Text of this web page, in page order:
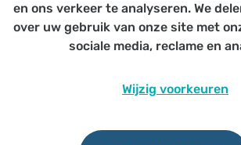
De rol van huisarts en CRA
en ons verkeer te analyseren. We
over uw gebruik van onze site met
sociale media, reclame en
Wijzig voorkeuren